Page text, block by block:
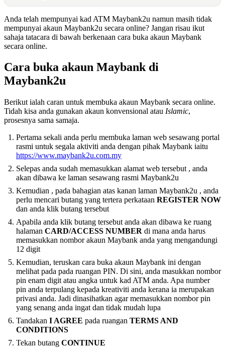
Anda telah mempunyai kad ATM Maybank2u namun masih tidak
mempunyai akaun Maybank2u secara online? Jangan risau ikut
sahaja tatacara di bawah berkenaan cara buka akaun Maybank
secara online.
Cara buka akaun Maybank di
Maybank2u
Berikut ialah caran untuk membuka akaun Maybank secara online.
Tidah kisa anda gunakan akaun konvensional atau Islamic,
prosesnya sama samaja.
Pertama sekali anda perlu membuka laman web sesawang portal
rasmi untuk segala aktiviti anda dengan pihak Maybank iaitu
https://www.maybank2u.com.my
Selepas anda sudah memasukkan alamat web tersebut , anda
akan dibawa ke laman sesawang rasmi Maybank2u
Kemudian , pada bahagian atas kanan laman Maybank2u , anda
perlu mencari butang yang tertera perkataan REGISTER NOW
dan anda klik butang tersebut
Apabila anda klik butang tersebut anda akan dibawa ke ruang
halaman CARD/ACCESS NUMBER di mana anda harus
memasukkan nombor akaun Maybank anda yang mengandungi
12 digit
Kemudian, teruskan cara buka akaun Maybank ini dengan
melihat pada pada ruangan PIN. Di sini, anda masukkan nombor
pin enam digit atau angka untuk kad ATM anda. Apa number
pin anda terpulang kepada kreativiti anda kerana ia merupakan
privasi anda. Jadi dinasihatkan agar memasukkan nombor pin
yang senang anda ingat dan tidak mudah lupa
Tandakan I AGREE pada ruangan TERMS AND
CONDITIONS
Tekan butang CONTINUE